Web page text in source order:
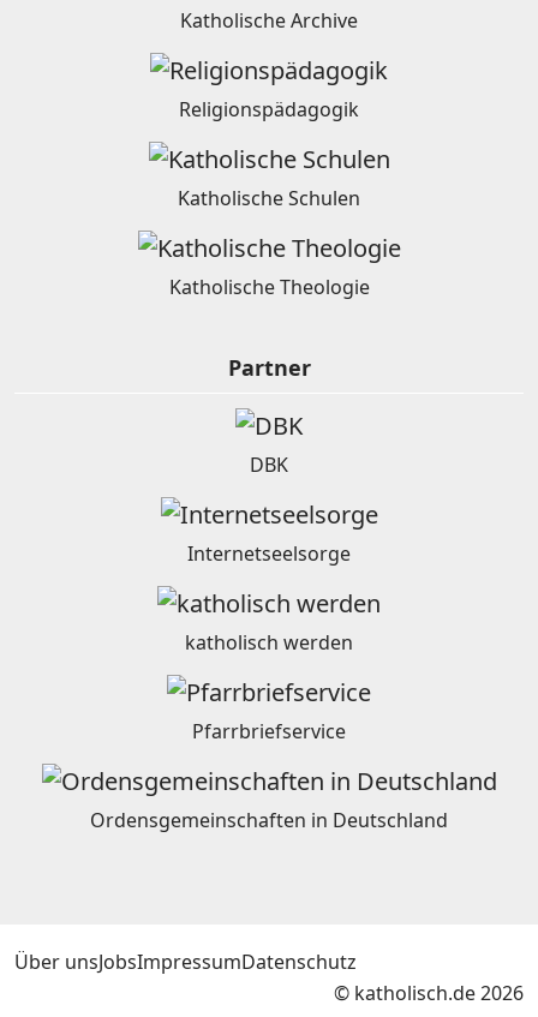
Katholische Archive
Religionspädagogik
Katholische Schulen
Katholische Theologie
Partner
DBK
Internetseelsorge
katholisch werden
Pfarrbriefservice
Ordensgemeinschaften in Deutschland
Über unsJobsImpressumDatenschutz
© katholisch.de 2026